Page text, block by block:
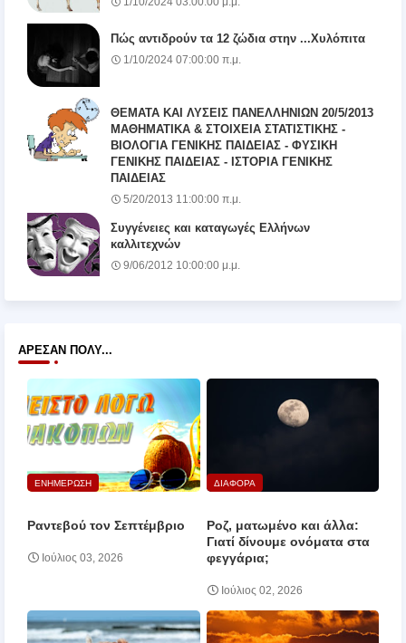
Πώς αντιδρούν τα 12 ζώδια στην ...Χυλόπιτα
1/10/2024 07:00:00 π.μ.
ΘΕΜΑΤΑ ΚΑΙ ΛΥΣΕΙΣ ΠΑΝΕΛΛΗΝΙΩΝ 20/5/2013
ΜΑΘΗΜΑΤΙΚΑ & ΣΤΟΙΧΕΙΑ ΣΤΑΤΙΣΤΙΚΗΣ -
ΒΙΟΛΟΓΙΑ ΓΕΝΙΚΗΣ ΠΑΙΔΕΙΑΣ - ΦΥΣΙΚΗ
ΓΕΝΙΚΗΣ ΠΑΙΔΕΙΑΣ - ΙΣΤΟΡΙΑ ΓΕΝΙΚΗΣ
ΠΑΙΔΕΙΑΣ
5/20/2013 11:00:00 π.μ.
Συγγένειες και καταγωγές Ελλήνων
καλλιτεχνών
9/06/2012 10:00:00 μ.μ.
ΆΡΕΣΑΝ ΠΟΛΎ...
ΕΝΗΜΕΡΩΣΗ
Ραντεβού τον Σεπτέμβριο
Ιούλιος 03, 2026
ΔΙΑΦΟΡΑ
Ροζ, ματωμένο και άλλα:
Γιατί δίνουμε ονόματα στα
φεγγάρια;
Ιούλιος 02, 2026